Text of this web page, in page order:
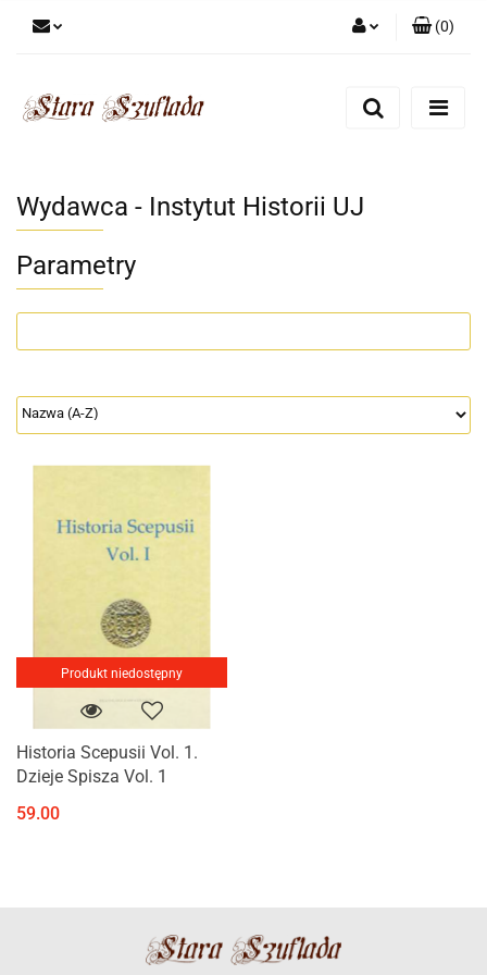
Zarejestruj się
(0)
Wydawca - Instytut Historii UJ
Parametry
Produkt niedostępny
Historia Scepusii Vol. 1.
Dzieje Spisza Vol. 1
59.00